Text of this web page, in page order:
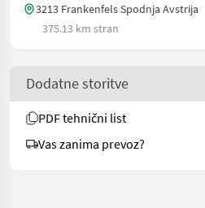
3213 Frankenfels Spodnja Avstrija
375.13 km stran
Dodatne storitve
PDF tehnični list
Vas zanima prevoz?